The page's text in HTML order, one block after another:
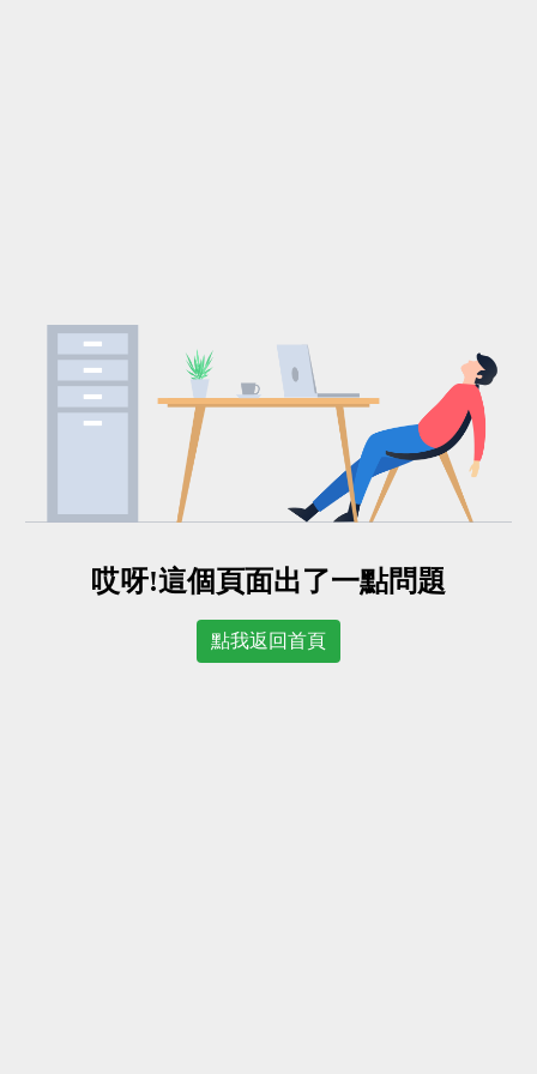
哎呀!這個頁面出了一點問題
點我返回首頁